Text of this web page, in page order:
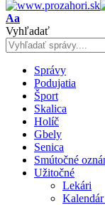
Resizer
Font
Resizer
Aa
Vyhľadať
Správy
Podujatia
Šport
Skalica
Holíč
Gbely
Senica
Smútočné
Užitočné
Lekári